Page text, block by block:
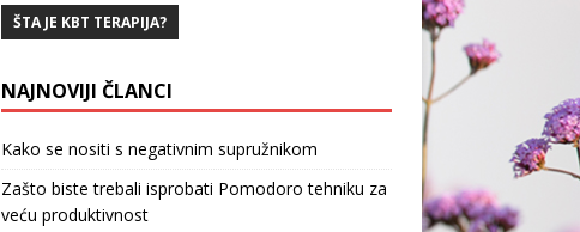
ŠTA JE KBT TERAPIJA?
NAJNOVIJI ČLANCI
Kako se nositi s negativnim supružnikom
Zašto biste trebali isprobati Pomodoro tehniku za
veću produktivnost